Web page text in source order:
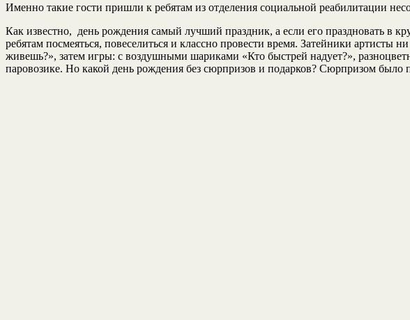
Именно такие гости пришли к ребятам из отделения социальной реабилитации
Как известно, день рождения самый лучший праздник, а если его праздновать в
ребятам посмеяться, повеселиться и классно провести время. Затейники
живешь?», затем игры: с воздушными шариками «Кто быстрей надует?»,
паровозике. Но какой день рождения без сюрпризов и подарков? Сюрпризом